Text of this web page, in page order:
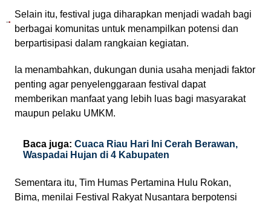
Selain itu, festival juga diharapkan menjadi wadah bagi
berbagai komunitas untuk menampilkan potensi dan
berpartisipasi dalam rangkaian kegiatan.
Ia menambahkan, dukungan dunia usaha menjadi faktor
penting agar penyelenggaraan festival dapat
memberikan manfaat yang lebih luas bagi masyarakat
maupun pelaku UMKM.
Baca juga: Cuaca Riau Hari Ini Cerah Berawan,
Waspadai Hujan di 4 Kabupaten
Sementara itu, Tim Humas Pertamina Hulu Rokan,
Bima, menilai Festival Rakyat Nusantara berpotensi